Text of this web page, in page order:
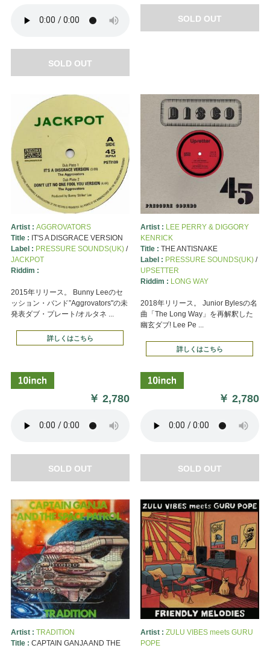
SOLD OUT
SOLD OUT
Artist : AGGROVATORS
Title : IT'S A DISGRACE VERSION
Label : PRESSURE SOUNDS(UK)/
JACKPOT
Riddim :
2015年リリース。 Bunny Leeのセ
ッション・バンド”Aggrovators"の未
発表ダブ・プレート/オルタネ ...
詳しくはこちら
￥2,780
SOLD OUT
Artist : LEE PERRY & DIGGORY
KENRICK
Title : THE ANTISNAKE
Label : PRESSURE SOUNDS(UK)/
UPSETTER
Riddim : LONG WAY
2018年リリース。 Junior Bylesの名
曲「The Long Way」を再解釈した
幽玄ダブ! Lee Pe ...
詳しくはこちら
￥2,780
SOLD OUT
Artist : TRADITION
Title : CAPTAIN GANJA AND THE
Artist : ZULU VIBES meets GURU
POPE